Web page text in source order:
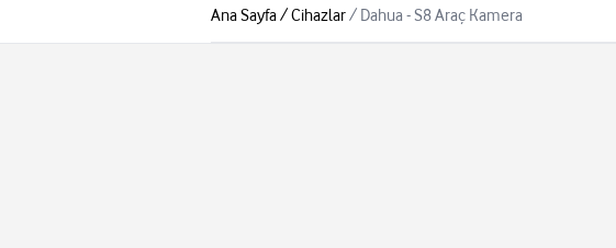
Ana Sayfa/Cihazlar/ Dahua - S8 Araç Kamera